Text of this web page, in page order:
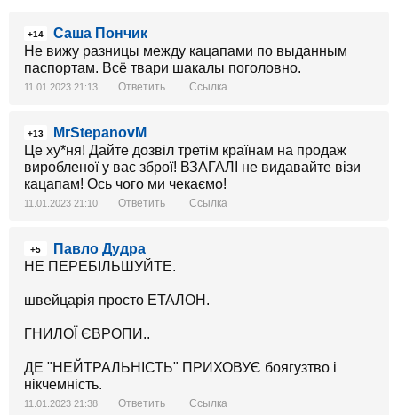
+14
Саша Пончик
Не вижу разницы между кацапами по выданным
паспортам. Всё твари шакалы поголовно.
11.01.2023 21:13 Ответить Ссылка
+13
MrStepanovM
Це ху*ня! Дайте дозвіл третім країнам на продаж
виробленої у вас зброї! ВЗАГАЛІ не видавайте візи
кацапам! Ось чого ми чекаємо!
11.01.2023 21:10 Ответить Ссылка
+5
Павло Дудра
НЕ ПЕРЕБІЛЬШУЙТЕ.
швейцарія просто ЕТАЛОН.
ГНИЛОЇ ЄВРОПИ..
ДЕ "НЕЙТРАЛЬНІСТЬ" ПРИХОВУЄ боягузтво і
нікчемність.
11.01.2023 21:38 Ответить Ссылка